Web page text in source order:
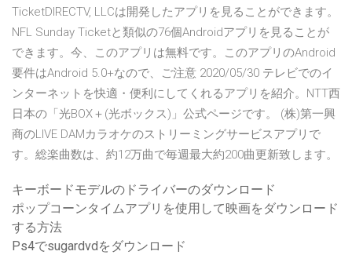
TicketDIRECTV, LLCは開発したアプリを見ることができます。
NFL Sunday Ticketと類似の76個Androidアプリを見ることが
できます。今、このアプリは無料です。このアプリのAndroid
要件はAndroid 5.0+なので、ご注意 2020/05/30 テレビでのイ
ンターネットを快適・便利にしてくれるアプリを紹介。NTT西
日本の「光BOX＋(光ボックス)」公式ページです。 (株)第一興
商のLIVE DAMカラオケのストリーミングサービスアプリで
す。総楽曲数は、約12万曲で毎週最大約200曲更新致します。
キーボードモデルのドライバーのダウンロード
ポップコーンタイムアプリを使用して映画をダウンロード
する方法
Ps4でsugardvdをダウンロード